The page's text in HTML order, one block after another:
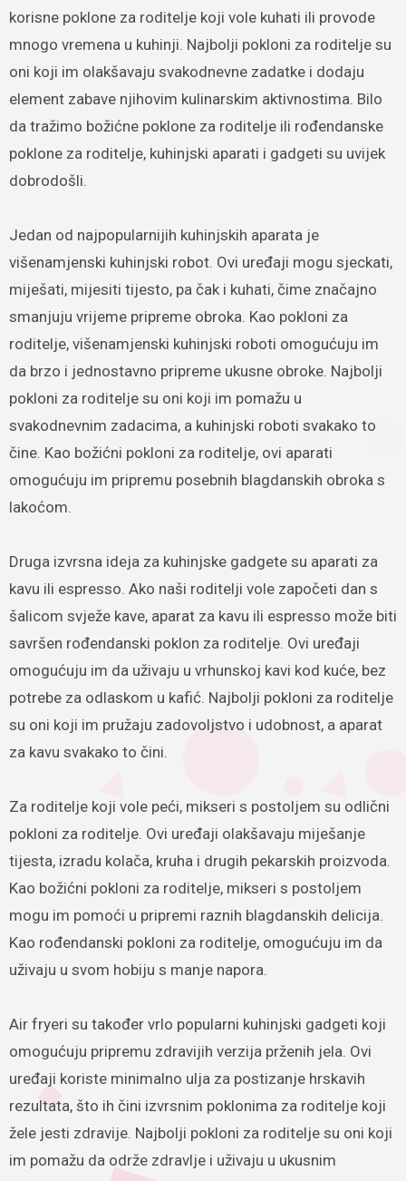
korisne poklone za roditelje koji vole kuhati ili provode
mnogo vremena u kuhinji. Najbolji pokloni za roditelje su
oni koji im olakšavaju svakodnevne zadatke i dodaju
element zabave njihovim kulinarskim aktivnostima. Bilo
da tražimo božićne poklone za roditelje ili rođendanske
poklone za roditelje, kuhinjski aparati i gadgeti su uvijek
dobrodošli.
Jedan od najpopularnijih kuhinjskih aparata je
višenamjenski kuhinjski robot. Ovi uređaji mogu sjeckati,
miješati, mijesiti tijesto, pa čak i kuhati, čime značajno
smanjuju vrijeme pripreme obroka. Kao pokloni za
roditelje, višenamjenski kuhinjski roboti omogućuju im
da brzo i jednostavno pripreme ukusne obroke. Najbolji
pokloni za roditelje su oni koji im pomažu u
svakodnevnim zadacima, a kuhinjski roboti svakako to
čine. Kao božićni pokloni za roditelje, ovi aparati
omogućuju im pripremu posebnih blagdanskih obroka s
lakoćom.
Druga izvrsna ideja za kuhinjske gadgete su aparati za
kavu ili espresso. Ako naši roditelji vole započeti dan s
šalicom svježe kave, aparat za kavu ili espresso može biti
savršen rođendanski poklon za roditelje. Ovi uređaji
omogućuju im da uživaju u vrhunskoj kavi kod kuće, bez
potrebe za odlaskom u kafić. Najbolji pokloni za roditelje
su oni koji im pružaju zadovoljstvo i udobnost, a aparat
za kavu svakako to čini.
Za roditelje koji vole peći, mikseri s postoljem su odlični
pokloni za roditelje. Ovi uređaji olakšavaju miješanje
tijesta, izradu kolača, kruha i drugih pekarskih proizvoda.
Kao božićni pokloni za roditelje, mikseri s postoljem
mogu im pomoći u pripremi raznih blagdanskih delicija.
Kao rođendanski pokloni za roditelje, omogućuju im da
uživaju u svom hobiju s manje napora.
Air fryeri su također vrlo popularni kuhinjski gadgeti koji
omogućuju pripremu zdravijih verzija prženih jela. Ovi
uređaji koriste minimalno ulja za postizanje hrskavih
rezultata, što ih čini izvrsnim poklonima za roditelje koji
žele jesti zdravije. Najbolji pokloni za roditelje su oni koji
im pomažu da održe zdravlje i uživaju u ukusnim